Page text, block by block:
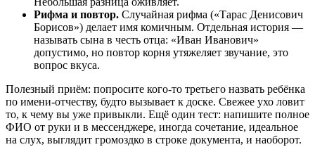
Рифма и повтор. Случайная рифма («Тарас Денисович
Борисов») делает имя комичным. Отдельная история —
называть сына в честь отца: «Иван Иванович»
допустимо, но повтор корня утяжеляет звучание, это
вопрос вкуса.
Полезный приём: попросите кого-то третьего назвать ребёнка
по имени-отчеству, будто вызывает к доске. Свежее ухо ловит
то, к чему вы уже привыкли. Ещё один тест: напишите полное
ФИО от руки и в мессенджере, иногда сочетание, идеальное
на слух, выглядит громоздко в строке документа, и наоборот.